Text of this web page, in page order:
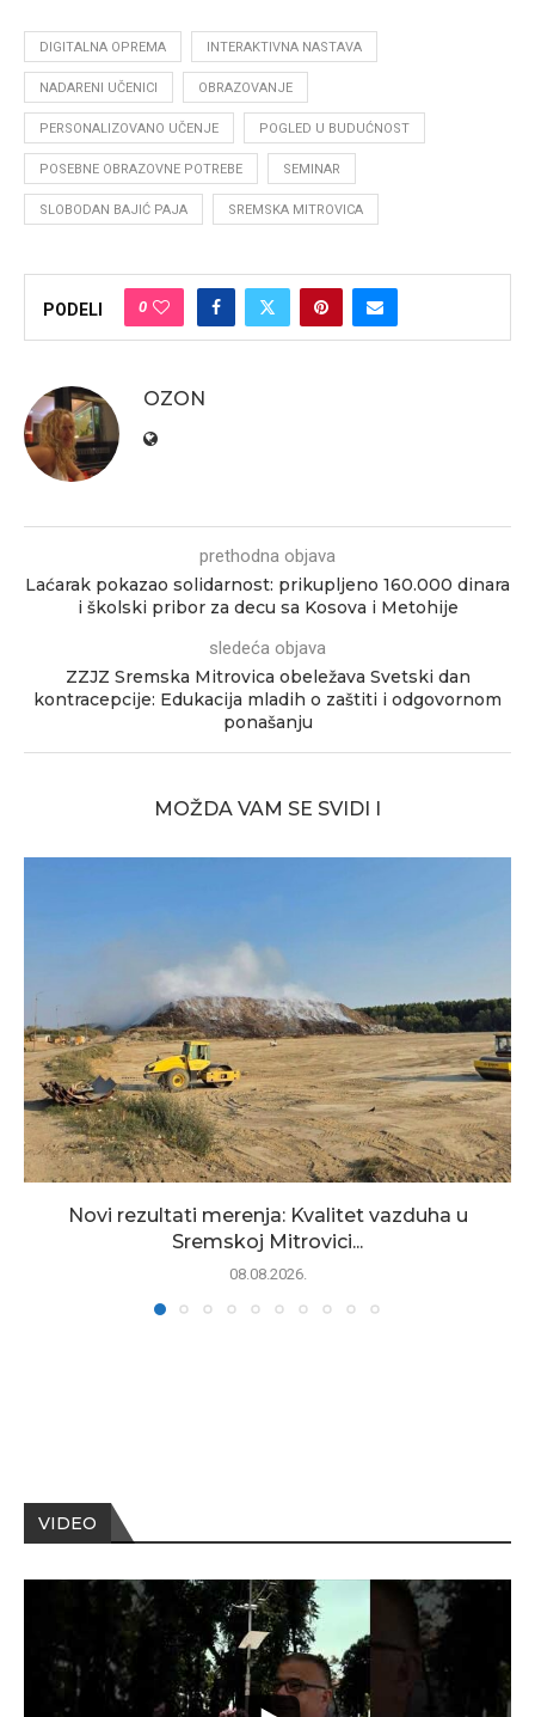
DIGITALNA OPREMA INTERAKTIVNA NASTAVA
NADARENI UČENICI OBRAZOVANJE
PERSONALIZOVANO UČENJE POGLED U BUDUĆNOST
POSEBNE OBRAZOVNE POTREBE SEMINAR
SLOBODAN BAJIĆ PAJA SREMSKA MITROVICA
PODELI 0
OZON
prethodna objava
Laćarak pokazao solidarnost: prikupljeno 160.000 dinara
i školski pribor za decu sa Kosova i Metohije
sledeća objava
ZZJZ Sremska Mitrovica obeležava Svetski dan
kontracepcije: Edukacija mladih o zaštiti i odgovornom
ponašanju
MOŽDA VAM SE SVIDI I
Novi rezultati merenja: Kvalitet vazduha u
Sremskoj Mitrovici...
08.08.2026.
VIDEO